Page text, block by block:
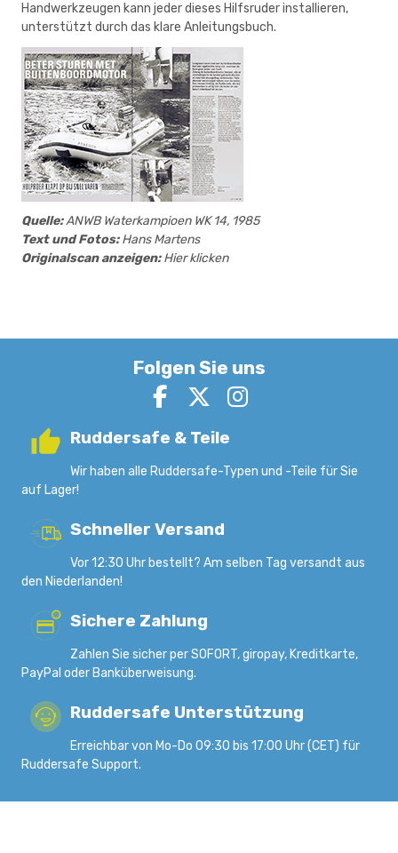
Handwerkzeugen kann jeder dieses Hilfsruder installieren,
unterstützt durch das klare Anleitungsbuch.
Quelle:ANWB Waterkampioen WK 14, 1985
Text und Fotos:Hans Martens
Originalscan anzeigen: Hier klicken
Folgen Sie uns
Ruddersafe & Teile
Wir haben alle Ruddersafe-Typen und -Teile für Sie
auf Lager!
Schneller Versand
Vor 12:30 Uhr bestellt? Am selben Tag versandt aus
den Niederlanden!
Sichere Zahlung
Zahlen Sie sicher per SOFORT, giropay, Kreditkarte,
PayPal oder Banküberweisung.
Ruddersafe Unterstützung
Erreichbar von Mo-Do 09:30 bis 17:00 Uhr (CET) für
Ruddersafe Support.